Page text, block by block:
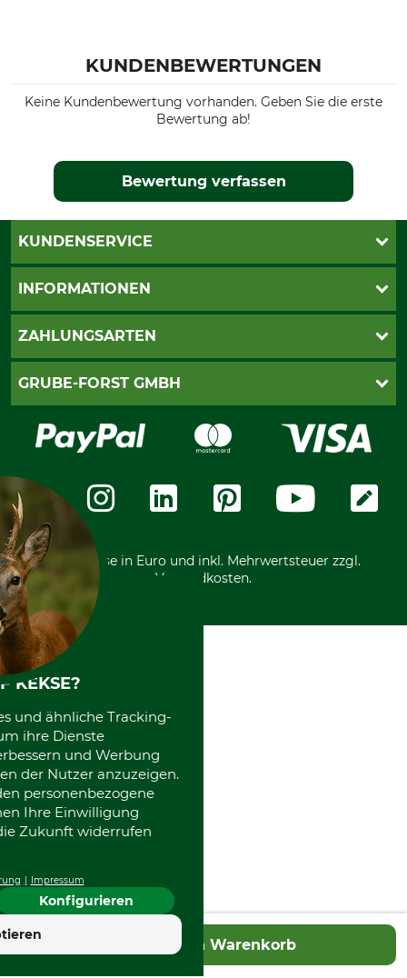
In den Warenkorb
KUNDENBEWERTUNGEN
Keine Kundenbewertung vorhanden. Geben Sie die erste
Bewertung ab!
Bewertung verfassen
KUNDENSERVICE
Katalogbestellung
INFORMATIONEN
AGB
Widerrufsformular
Zahlungsarten
ZAHLUNGSARTEN
PayPal
Rechnung
Vorkasse
GRUBE-FORST GMBH
Karriere
Über uns
Community
International
*Alle Preise in Euro und inkl. Mehrwertsteuer zzgl.
Versandkosten.
KEKSE?
und ähnliche Tracking-
ihre Dienste
und Werbung
der Nutzer anzuzeigen.
personenbezogene
Ihre Einwilligung
Zukunft widerrufen
Impressum
Konfigurieren